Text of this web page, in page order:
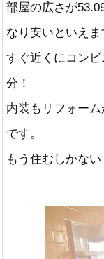
部屋の広さが
なり安いといえま
すぐ近くにコン
分！
内装もリフォー
です。
もう住むしかな